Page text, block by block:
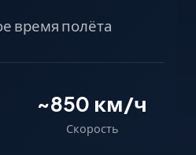
время полёта
~850 км/ч
Скорость